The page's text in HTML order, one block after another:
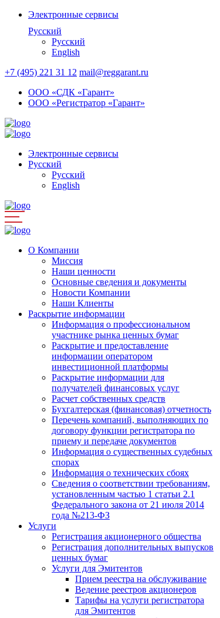
Электронные сервисы
Русский
Русский
English
+7 (495) 221 31 12 mail@reggarant.ru
ООО «СДК «Гарант»
ООО «Регистратор «Гарант»
Электронные сервисы
Русский
Русский
English
О Компании
Миссия
Наши ценности
Основные сведения и документы
Новости Компании
Наши Клиенты
Раскрытие информации
Информация о профессиональном
участнике рынка ценных бумаг
Раскрытие и предоставление
информации оператором
инвестиционной платформы
Раскрытие информации для
получателей финансовых услуг
Расчет собственных средств
Бухгалтерская (финансовая) отчетность
Перечень компаний, выполняющих по
договору функции регистратора по
приему и передаче документов
Информация о существенных судебных
спорах
Информация о технических сбоях
Сведения о соответствии требованиям,
установленным частью 1 статьи 2.1
Федерального закона от 21 июля 2014
года №213-ФЗ
Услуги
Регистрация акционерного общества
Регистрация дополнительных выпусков
ценных бумаг
Услуги для Эмитентов
Прием реестра на обслуживание
Ведение реестров акционеров
Тарифы на услуги регистратора
для Эмитентов